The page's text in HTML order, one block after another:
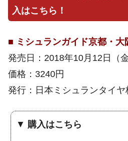
入はこちら！
■ ミシュランガイド京都・
発売日：2018年10月12日（金
価格：3240円
発行：日本ミシュランタイヤ
▼ 購入はこちら